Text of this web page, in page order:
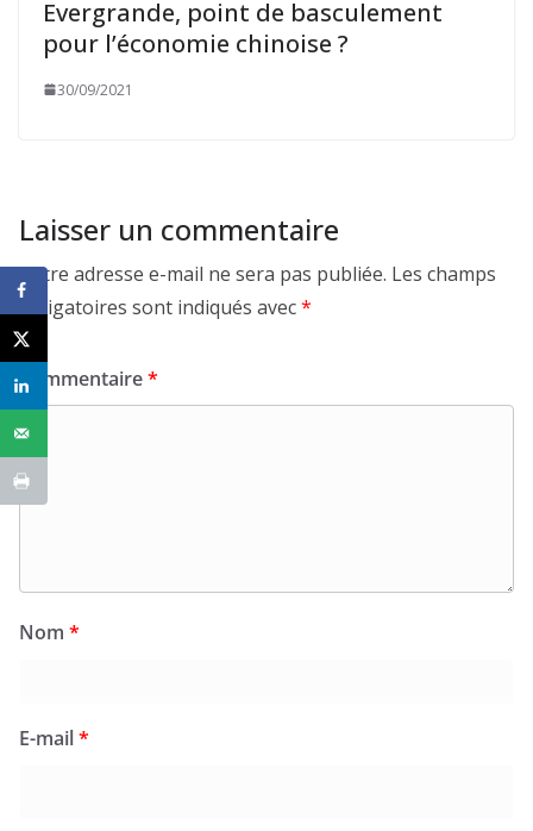
Evergrande, point de basculement
pour l’économie chinoise ?
30/09/2021
Laisser un commentaire
Votre adresse e-mail ne sera pas publiée. Les champs
obligatoires sont indiqués avec*
Commentaire*
Nom *
E-mail*